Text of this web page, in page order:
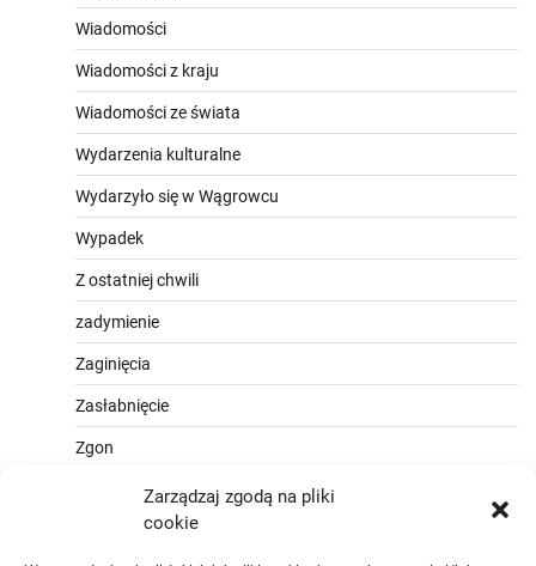
Zarządzaj zgodą na pliki
cookie
Wiadomości
Wiadomości z kraju
Wiadomości ze świata
Wydarzenia kulturalne
Wydarzyło się w Wągrowcu
Wypadek
Z ostatniej chwili
zadymienie
Zaginięcia
Zasłabnięcie
Zgon